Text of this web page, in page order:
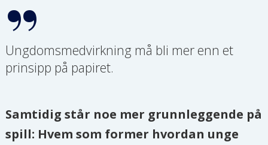
Ungdomsmedvirkning må bli mer enn et
prinsipp på papiret.
Samtidig står noe mer grunnleggende på
spill: Hvem som former hvordan unge